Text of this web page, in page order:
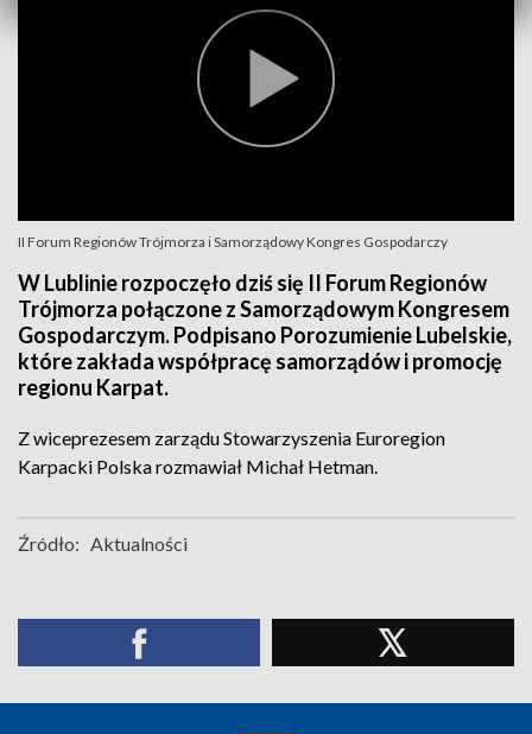
II Forum Regionów Trójmorza i Samorządowy Kongres Gospodarczy
W Lublinie rozpoczęło dziś się II Forum Regionów
Trójmorza połączone z Samorządowym Kongresem
Gospodarczym. Podpisano Porozumienie Lubelskie,
które zakłada współpracę samorządów i promocję
regionu Karpat.
Z wiceprezesem zarządu Stowarzyszenia Euroregion
Karpacki Polska rozmawiał Michał Hetman.
Źródło: Aktualności